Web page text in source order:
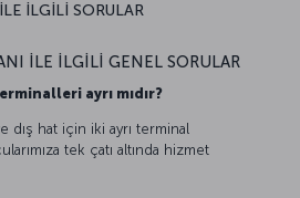
İLGİLİ SORULAR
İLE İLGİLİ GENEL SORULAR
ayrı mıdır?
dış hat için iki ayrı terminal
tek çatı altında hizmet